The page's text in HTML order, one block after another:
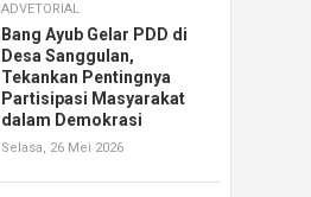
ADVETORIAL
Bang Ayub Gelar PDD di
Desa Sanggulan,
Tekankan Pentingnya
Partisipasi Masyarakat
dalam Demokrasi
Selasa, 26 Mei 2026